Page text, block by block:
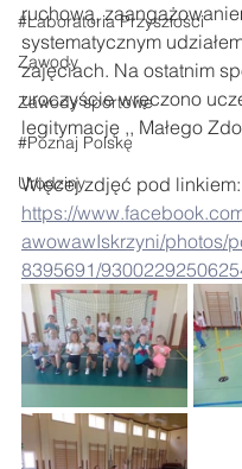
#Laboratoria Przyszłości
Zawody
Zawody sportowe
#Poznaj Polskę
Urodziny
ruchową,
systematycznym
zajęciach. Na ostatnim
uroczyście wręczono
legitymację ,, Małego
Więcej zdjęć pod linkiem:
https://
awowawIskrzyni/photos/
8395691/